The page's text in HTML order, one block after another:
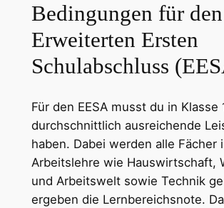
Bedingungen für den
Erweiterten Ersten
Schulabschluss
Für den EESA musst du in Klasse
durchschnittlich ausreichende
haben. Dabei werden alle Fächer
Arbeitslehre wie Hauswirtschaft,
und Arbeitswelt sowie Technik
ergeben die Lernbereichsnote.